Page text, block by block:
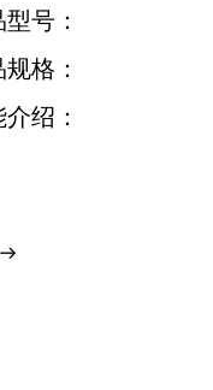
号：
格：
绍：